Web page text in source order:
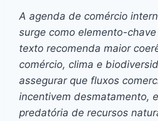
A agenda de comércio
surge como elemento-
texto recomenda maior
comércio, clima e
assegurar que fluxos
incentivem desmatamento,
predatória de recursos